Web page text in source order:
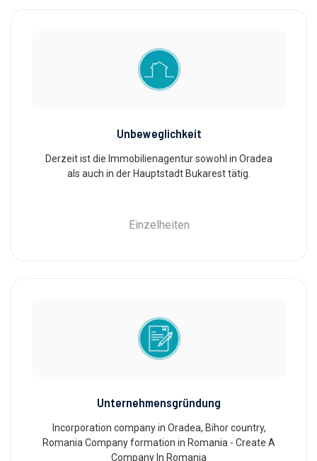
Unbeweglichkeit
Derzeit ist die Immobilienagentur sowohl in Oradea
als auch in der Hauptstadt Bukarest tätig.
Einzelheiten
Unternehmensgründung
Incorporation company in Oradea, Bihor country,
Romania Company formation in Romania - Create A
Company In Romania